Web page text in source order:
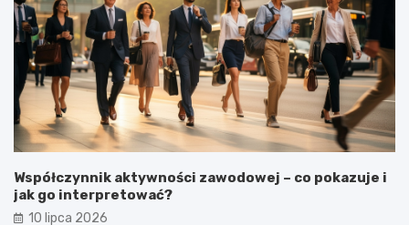
Współczynnik aktywności zawodowej – co pokazuje i
jak go interpretować?
10 lipca 2026